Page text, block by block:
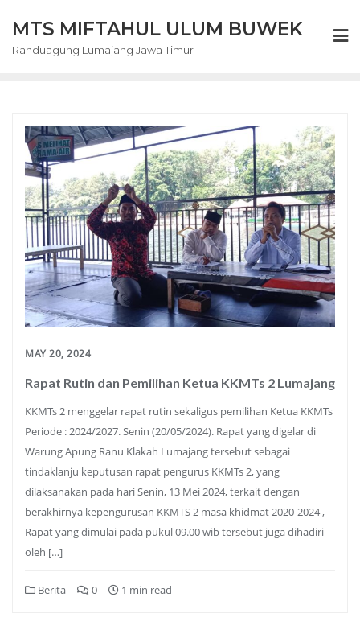
content
MTS MIFTAHUL ULUM BUWEK
Randuagung Lumajang Jawa Timur
MAY 20, 2024
Rapat Rutin dan Pemilihan Ketua KKMTs 2 Lumajang
KKMTs 2 menggelar rapat rutin sekaligus pemilihan Ketua KKMTs
Periode : 2024/2027. Senin (20/05/2024). Rapat yang digelar di
Warung Apung Ranu Klakah Lumajang tersebut sebagai
tindaklanju keputusan rapat pengurus KKMTs 2, yang
dilaksanakan pada hari Senin, 13 Mei 2024, terkait dengan
berakhirnya kepengurusan KKMTS 2 masa khidmat 2020-2024 ,
Rapat yang dimulai pada pukul 09.00 wib tersebut juga dihadiri
oleh […]
Berita 0 1 min read